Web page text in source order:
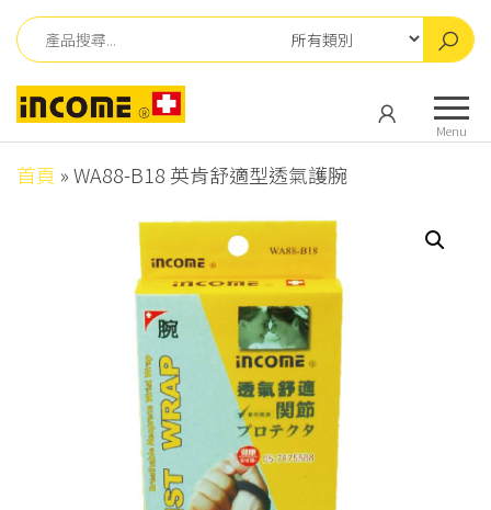
Skip
to
content
肯
儀
器
有
限
公
司
儀
器
限
司
Menu
首頁 »WA88-B18 英肯舒適型透氣護腕